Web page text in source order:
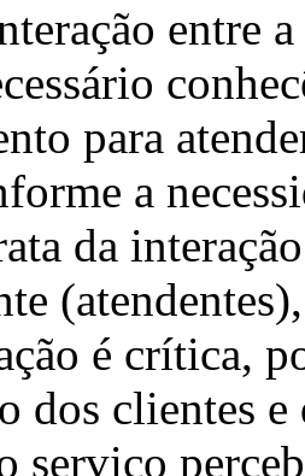
entre
para
a
da
é crítica,
dos clientes
serviço